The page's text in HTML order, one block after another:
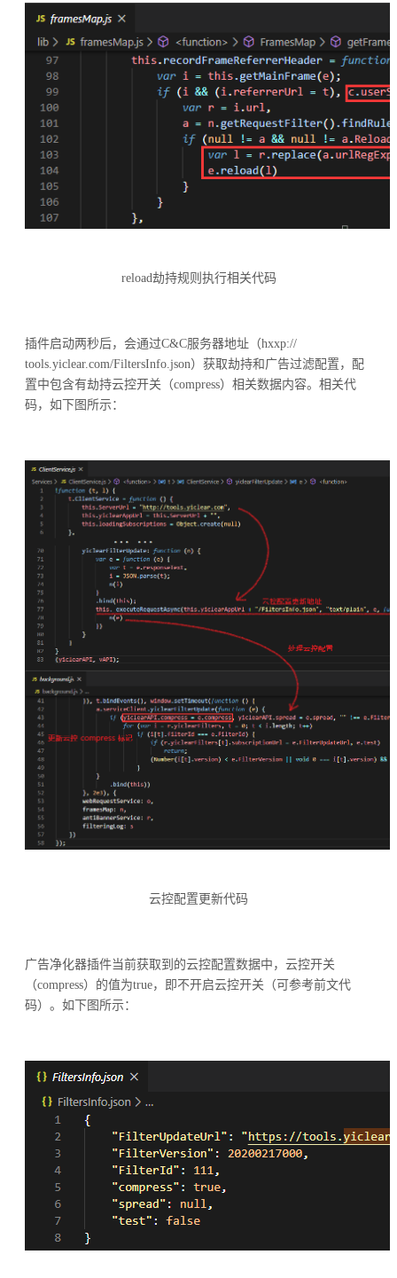
reload劫持规则执行相关代码
插件启动两秒后，会通过C&C服务器地址（hxxp://
tools.yiclear.com/FiltersInfo.json）获取劫持和广告过滤配置，配
置中包含有劫持云控开关（compress）相关数据内容。相关代
码，如下图所示：
云控配置更新代码
广告净化器插件当前获取到的云控配置数据中，云控开关
（compress）的值为true，即不开启云控开关（可参考前文代
码）。如下图所示：